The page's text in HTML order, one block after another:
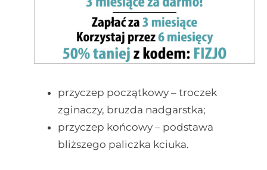
przyczep początkowy – troczek
zginaczy, bruzda nadgarstka;
przyczep końcowy – podstawa
bliższego paliczka kciuka.